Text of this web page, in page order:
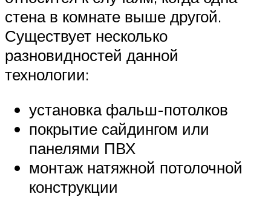
стена в комнате выше другой.
Существует несколько
разновидностей данной
технологии:
установка фальш-потолков
покрытие сайдингом или
панелями ПВХ
монтаж натяжной потолочной
конструкции